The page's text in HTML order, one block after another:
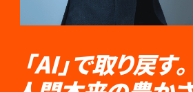
「AI」で取り戻す。